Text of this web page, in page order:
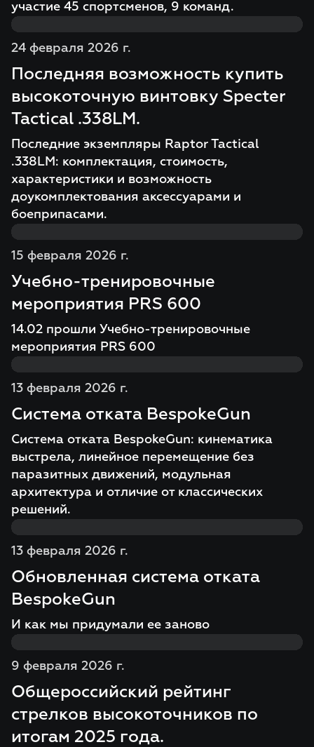
участие 45 спортсменов, 9 команд.
24 февраля 2026 г.
Последняя возможность купить
высокоточную винтовку Specter
Tactical .338LM.
Последние экземпляры Raptor Tactical
.338LM: комплектация, стоимость,
характеристики и возможность
доукомплектования аксессуарами и
боеприпасами.
15 февраля 2026 г.
Учебно-тренировочные
мероприятия PRS 600
14.02 прошли Учебно-тренировочные
мероприятия PRS 600
13 февраля 2026 г.
Система отката BespokeGun
Система отката BespokeGun: кинематика
выстрела, линейное перемещение без
паразитных движений, модульная
архитектура и отличие от классических
решений.
13 февраля 2026 г.
Обновленная система отката
BespokeGun
И как мы придумали ее заново
9 февраля 2026 г.
Общероссийский рейтинг
стрелков высокоточников по
итогам 2025 года.